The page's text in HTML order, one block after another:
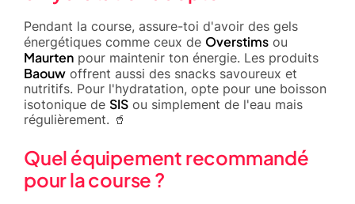
Pendant la course, assure-toi d'avoir des gels
énergétiques comme ceux de Overstims ou
Maurten pour maintenir ton énergie. Les produits
Baouw offrent aussi des snacks savoureux et
nutritifs. Pour l'hydratation, opte pour une boisson
isotonique de SIS ou simplement de l'eau mais
régulièrement. 🥤
Quel équipement recommandé
pour la course ?